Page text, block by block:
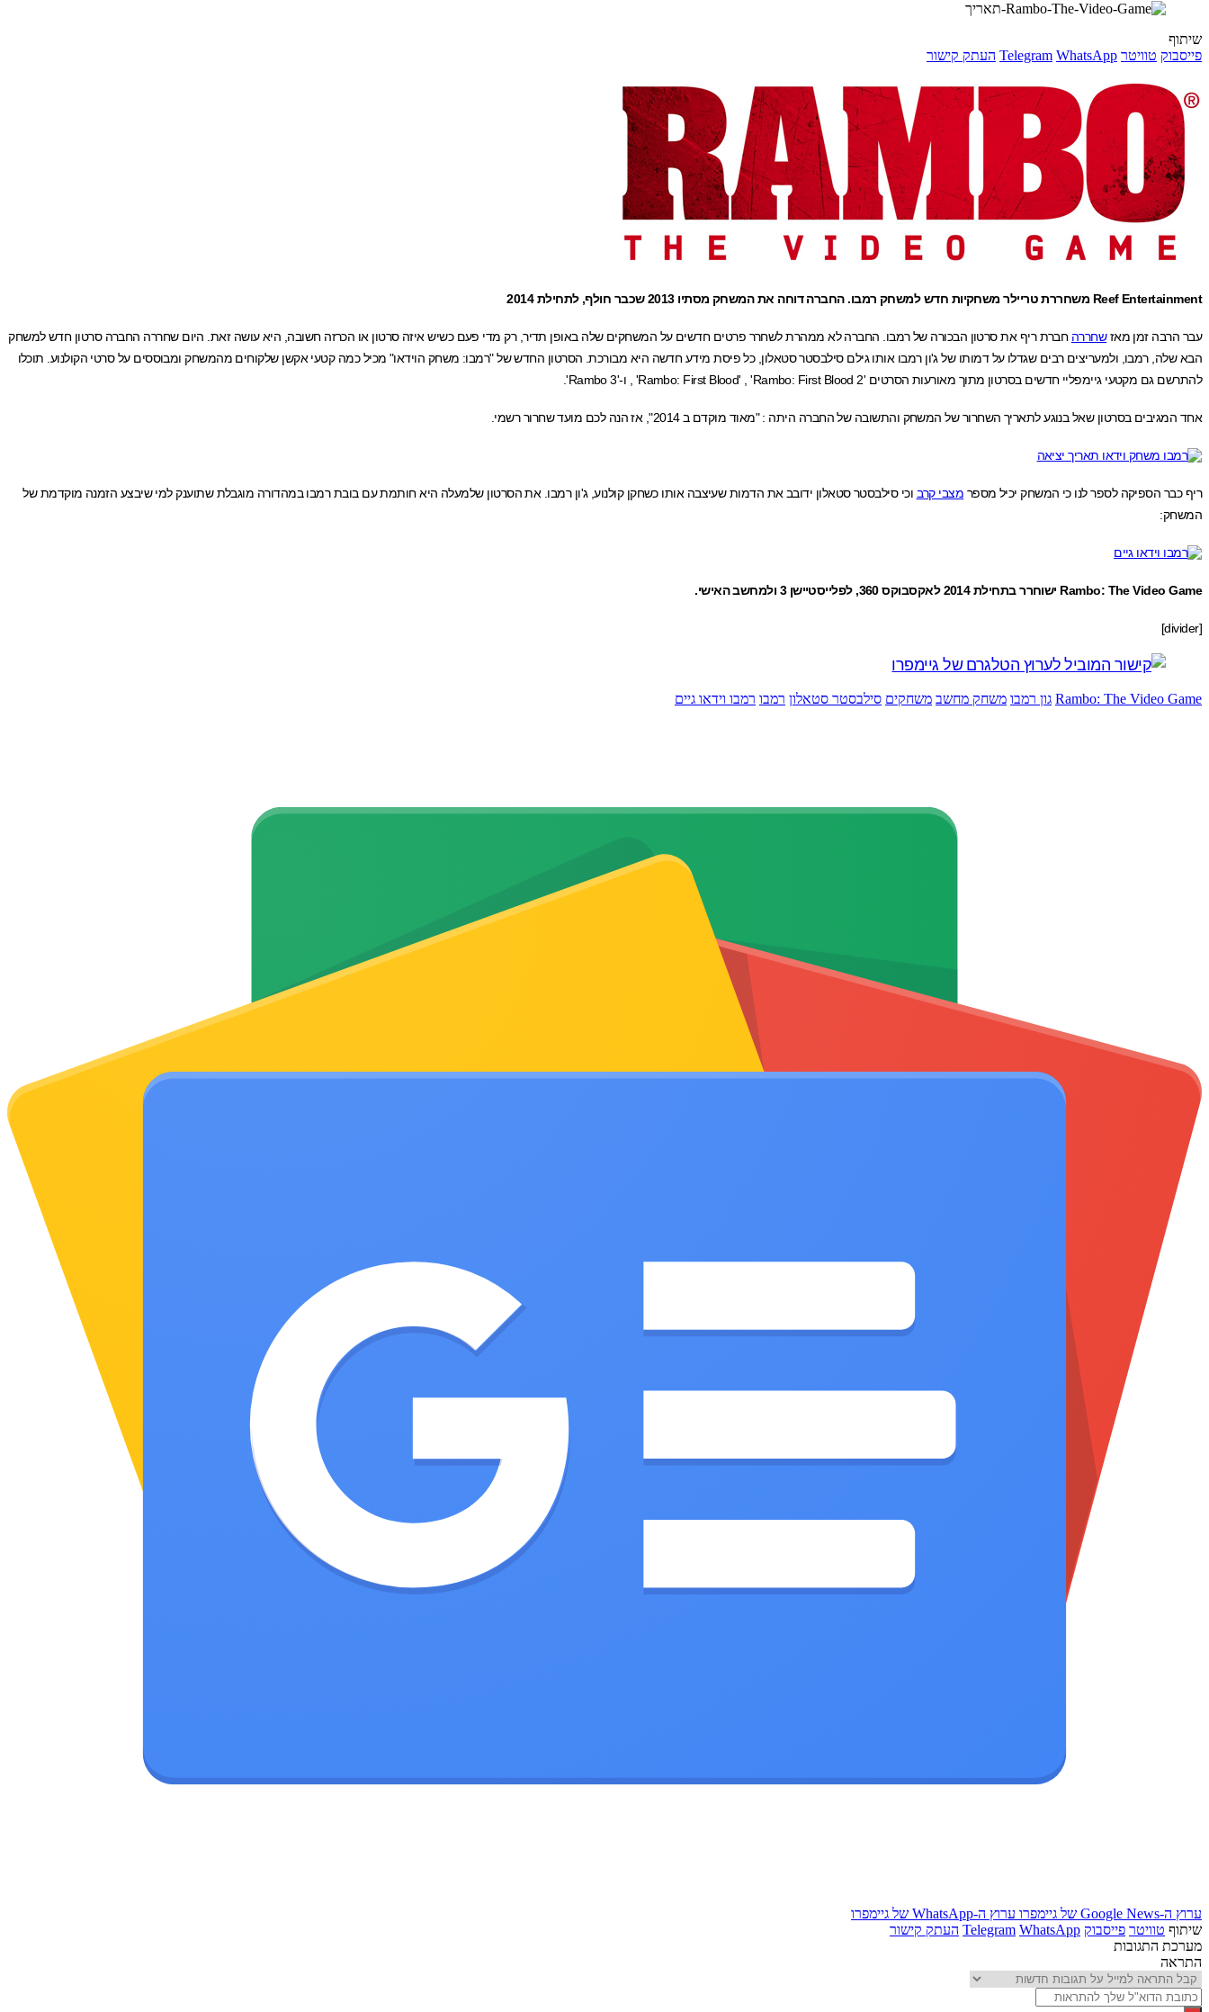
שיתוף
פייסבוק טוויטר Telegram WhatsApp העתק קישור
Reef Entertainment משחררת טריילר משחקיות חדש למשחק רמבו. החברה דוחה את המשחק מסתיו 2013 שכבר חולף, לתחילת 2014
עבר הרבה זמן מאזשחררה חברת ריף את סרטון הבכורה של רמבו. החברה לא ממהרת לשחרר פרטים חדשים על המשחקים שלה באופן תדיר, רק מדי פעם כשיש איזה סרטון או הכרזה חשובה, היא עושה זאת. היום שחררה החברה סרטון חדש למשחק
הבא שלה, רמבו, ולמעריצים רבים שגדלו על דמותו של ג'ון רמבו אותו גילם סילבסטר סטאלון, כל פיסת מידע חדשה היא מבורכת. הסרטון החדש של "רמבו: משחק הוידאו" מכיל כמה קטעי אקשן שלקוחים מהמשחק ומבוססים על סרטי הקולנוע. תוכלו
להתרשם גם מקטעי גיימפליי חדשים בסרטון מתוך מאורעות הסרטים 'Rambo: First Blood' , 'Rambo: First Blood 2' , ו-'Rambo 3'.
אחד המגיבים בסרטון שאל בנוגע לתאריך השחרור של המשחק והתשובה של החברה היתה : "מאוד מוקדם ב 2014", אז הנה לכם מועד שחרור רשמי.
ריף כבר הספיקה לספר לנו כי המשחק יכיל מספר מצבי קרב וכי סילבסטר סטאלון ידובב את הדמות שעיצבה אותו כשחקן קולנוע, ג'ון רמבו. את הסרטון שלמעלה היא חותמת עם בובת רמבו במהדורה מוגבלת שתוענק למי שיבצע הזמנה מוקדמת של
המשחק:
Rambo: The Video Game ישוחרר בתחילת 2014 לאקסבוקס 360, לפלייסטיישן 3 ולמחשב האישי.
[divider]
Rambo: The Video Game גון רמבו משחק מחשב משחקים סילבסטר סטאלון רמבו רמבו וידאו גיים
ערוץ ה-Google News של גיימפרו
ערוץ ה-WhatsApp של גיימפרו
שיתוף טוויטר פייסבוק Telegram WhatsApp
העתק קישור
מערכת התגובות
התראה